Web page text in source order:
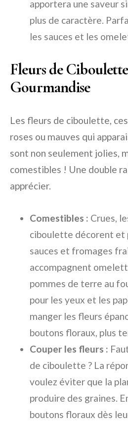
apportera une saveur
plus de caractère.
les sauces et les
Fleurs de
Gourmandise
Les fleurs de ciboulette,
roses ou mauves qui
sont non seulement jolies,
comestibles ! Une double
apprécier.
Comestibles : Crues,
ciboulette décorent et
sauces et fromages
accompagnent
pommes de terre au
pour les yeux et les
manger les fleurs
boutons floraux, plus
Couper les fleurs :
de ciboulette ? La
voulez éviter que la
produire des graines.
boutons floraux dès